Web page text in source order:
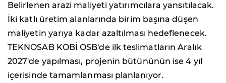
Belirlenen arazi maliyeti yatırımcılara yansıtılacak.
İki katlı üretim alanlarında birim başına düşen
maliyetin yarıya kadar azaltılması hedeflenecek.
TEKNOSAB KOBİ OSB'de ilk teslimatların Aralık
2027'de yapılması, projenin bütününün ise 4 yıl
içerisinde tamamlanması planlanıyor.